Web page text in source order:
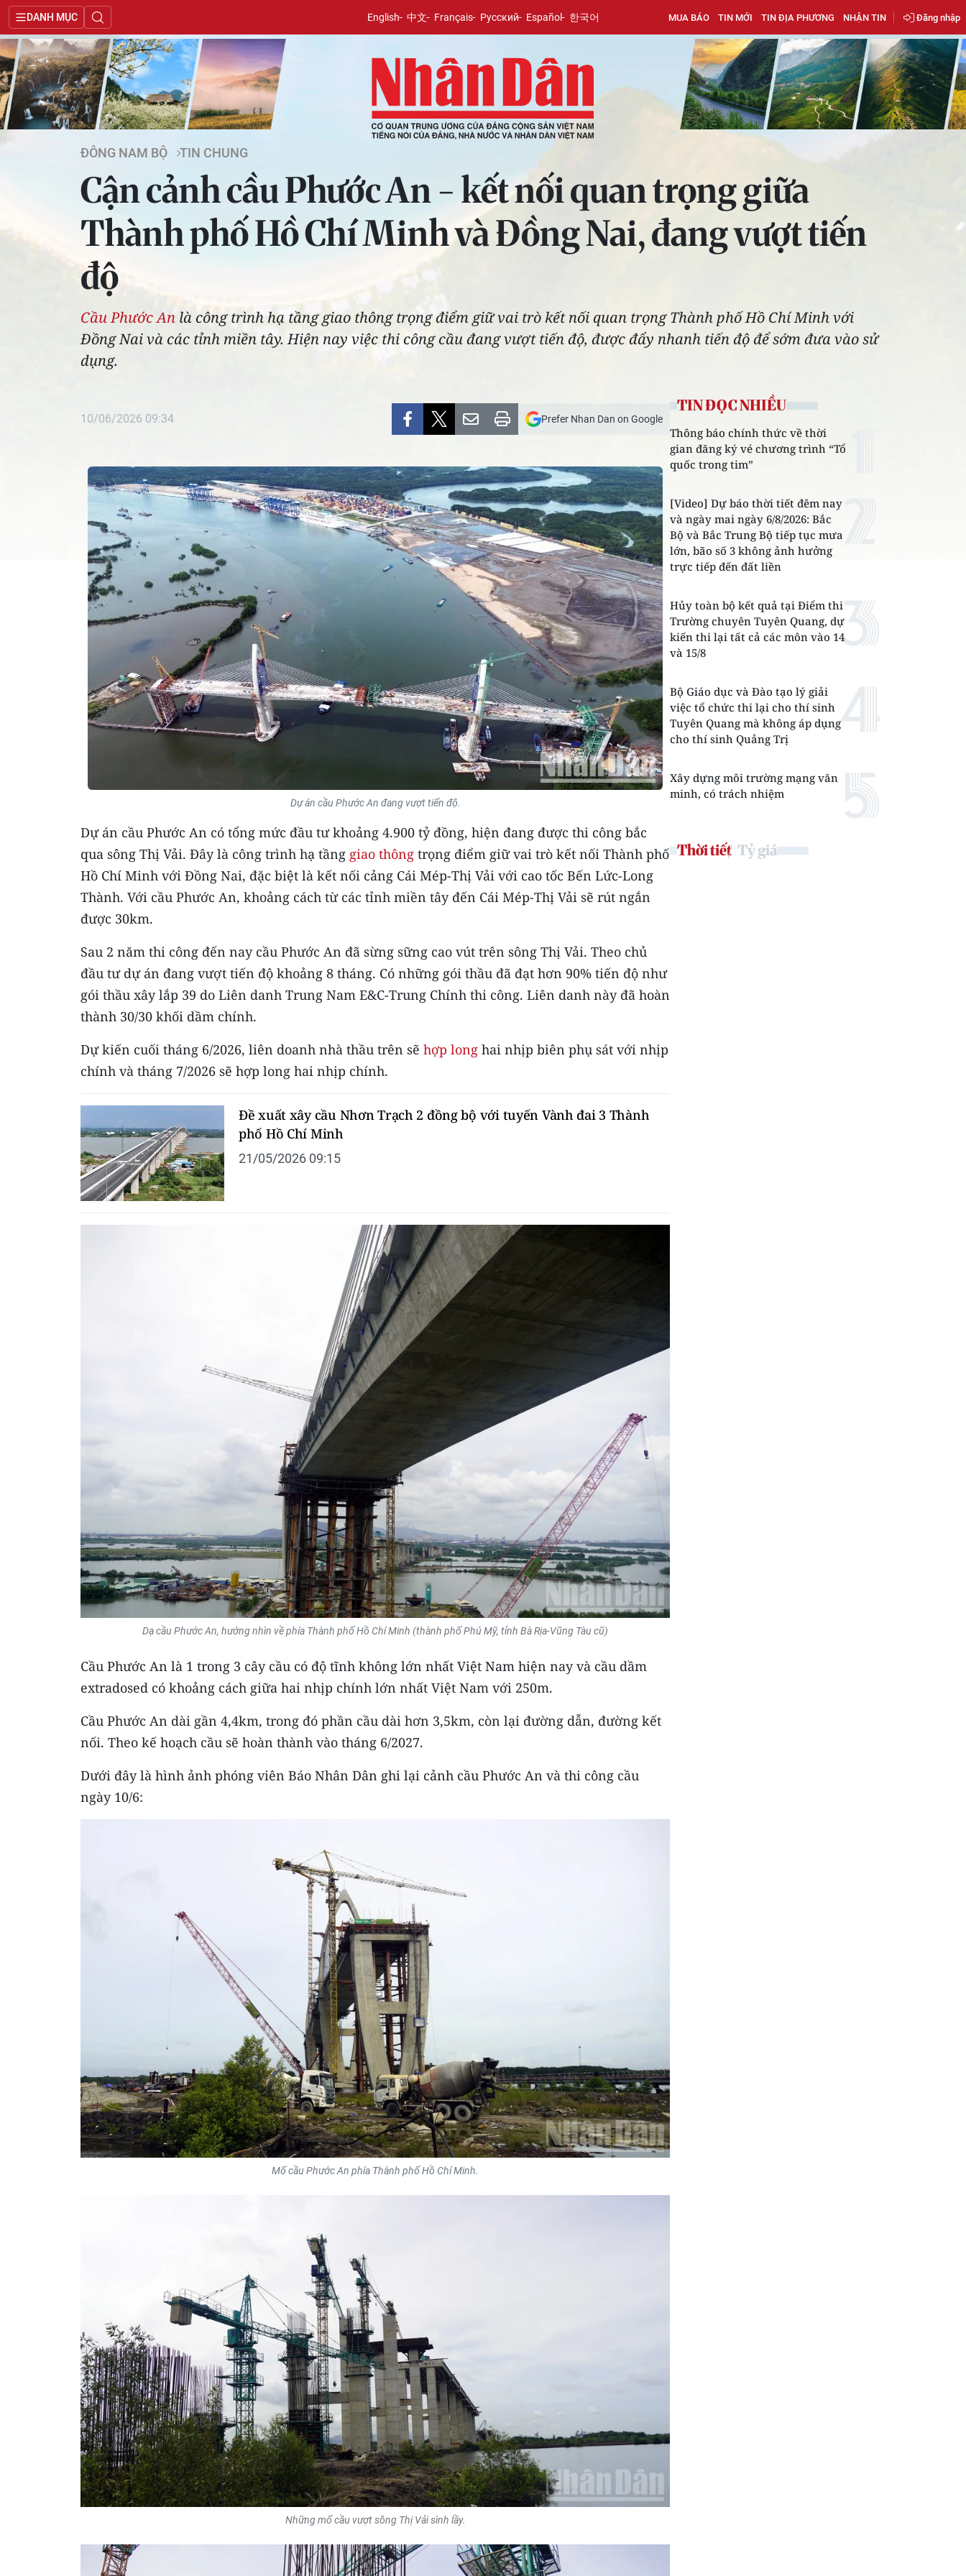
DANH MỤC English 中文 Français Русский Español 한국어 MUA BÁO TIN MỚI TIN ĐỊA PHƯƠNG NHẬN TIN Đăng nhập
ĐÔNG NAM BỘ TIN CHUNG
Cận cảnh cầu Phước An - kết nối quan trọng giữa
Thành phố Hồ Chí Minh và Đồng Nai, đang vượt tiến
độ
Cầu Phước An là công trình hạ tầng giao thông trọng điểm giữ vai trò kết nối quan trọng Thành phố Hồ Chí Minh với
Đồng Nai và các tỉnh miền tây. Hiện nay việc thi công cầu đang vượt tiến độ, được đẩy nhanh tiến độ để sớm đưa vào sử
dụng.
10/06/2026 09:34 Prefer Nhan Dan on Google
Dự án cầu Phước An đang vượt tiến độ.
Dự án cầu Phước An có tổng mức đầu tư khoảng 4.900 tỷ đồng, hiện đang được thi công bắc
qua sông Thị Vải. Đây là công trình hạ tầng giao thông trọng điểm giữ vai trò kết nối Thành phố
Hồ Chí Minh với Đồng Nai, đặc biệt là kết nối cảng Cái Mép-Thị Vải với cao tốc Bến Lức-Long
Thành. Với cầu Phước An, khoảng cách từ các tỉnh miền tây đến Cái Mép-Thị Vải sẽ rút ngắn
được 30km.
Sau 2 năm thi công đến nay cầu Phước An đã sừng sững cao vút trên sông Thị Vải. Theo chủ
đầu tư dự án đang vượt tiến độ khoảng 8 tháng. Có những gói thầu đã đạt hơn 90% tiến độ như
gói thầu xây lắp 39 do Liên danh Trung Nam E&C-Trung Chính thi công. Liên danh này đã hoàn
thành 30/30 khối dầm chính.
Dự kiến cuối tháng 6/2026, liên doanh nhà thầu trên sẽ hợp long hai nhịp biên phụ sát với nhịp
chính và tháng 7/2026 sẽ hợp long hai nhịp chính.
Đề xuất xây cầu Nhơn Trạch 2 đồng bộ với tuyến Vành đai 3 Thành
phố Hồ Chí Minh
21/05/2026 09:15
Dạ cầu Phước An, hướng nhìn về phía Thành phố Hồ Chí Minh (thành phố Phú Mỹ, tỉnh Bà Rịa-Vũng Tàu cũ)
Cầu Phước An là 1 trong 3 cây cầu có độ tĩnh không lớn nhất Việt Nam hiện nay và cầu dầm
extradosed có khoảng cách giữa hai nhịp chính lớn nhất Việt Nam với 250m.
Cầu Phước An dài gần 4,4km, trong đó phần cầu dài hơn 3,5km, còn lại đường dẫn, đường kết
nối. Theo kế hoạch cầu sẽ hoàn thành vào tháng 6/2027.
Dưới đây là hình ảnh phóng viên Báo Nhân Dân ghi lại cảnh cầu Phước An và thi công cầu
ngày 10/6:
Mố cầu Phước An phía Thành phố Hồ Chí Minh.
Những mố cầu vượt sông Thị Vải sình lầy.
TIN ĐỌC NHIỀU
Thông báo chính thức về thời
gian đăng ký vé chương trình “Tổ
quốc trong tim”
[Video] Dự báo thời tiết đêm nay
và ngày mai ngày 6/8/2026: Bắc
Bộ và Bắc Trung Bộ tiếp tục mưa
lớn, bão số 3 không ảnh hưởng
trực tiếp đến đất liền
Hủy toàn bộ kết quả tại Điểm thi
Trường chuyên Tuyên Quang, dự
kiến thi lại tất cả các môn vào 14
và 15/8
Bộ Giáo dục và Đào tạo lý giải
việc tổ chức thi lại cho thí sinh
Tuyên Quang mà không áp dụng
cho thí sinh Quảng Trị
Xây dựng môi trường mạng văn
minh, có trách nhiệm
Thời tiết Tỷ giá